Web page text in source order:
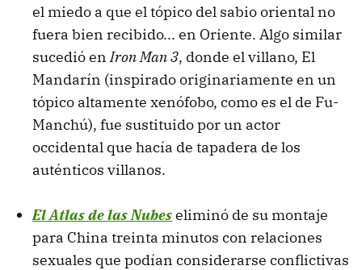
el miedo a que el tópico del sabio oriental no
fuera bien recibido... en Oriente. Algo similar
sucedió enIron Man 3, donde el villano, El
Mandarín (inspirado originariamente en un
tópico altamente xenófobo, como es el de Fu-
Manchú), fue sustituido por un actor
occidental que hacía de tapadera de los
auténticos villanos.
El Atlas de las Nubeseliminó de su montaje
para China treinta minutos con relaciones
sexuales que podían considerarse conflictivas